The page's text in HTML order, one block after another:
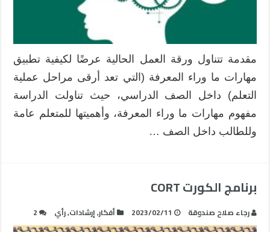
مقدمة تتناول ورقة العمل الحالية عرضًا لكيفية تطبيق
مهارات ما وراء المعرفة (التي تعد أرقى مراحل عملية
التعلم) داخل الصف الدراسي، حيث تناولت الدراسة
مفهوم مهارات ما وراء المعرفة، وأهميتها للمتعلم عامة
وللطالب داخل الصف …
برنامج الكورت CORT
رجاء صلاح صندوقة 2023/02/11 أفكار,إرشادات,رأي 2